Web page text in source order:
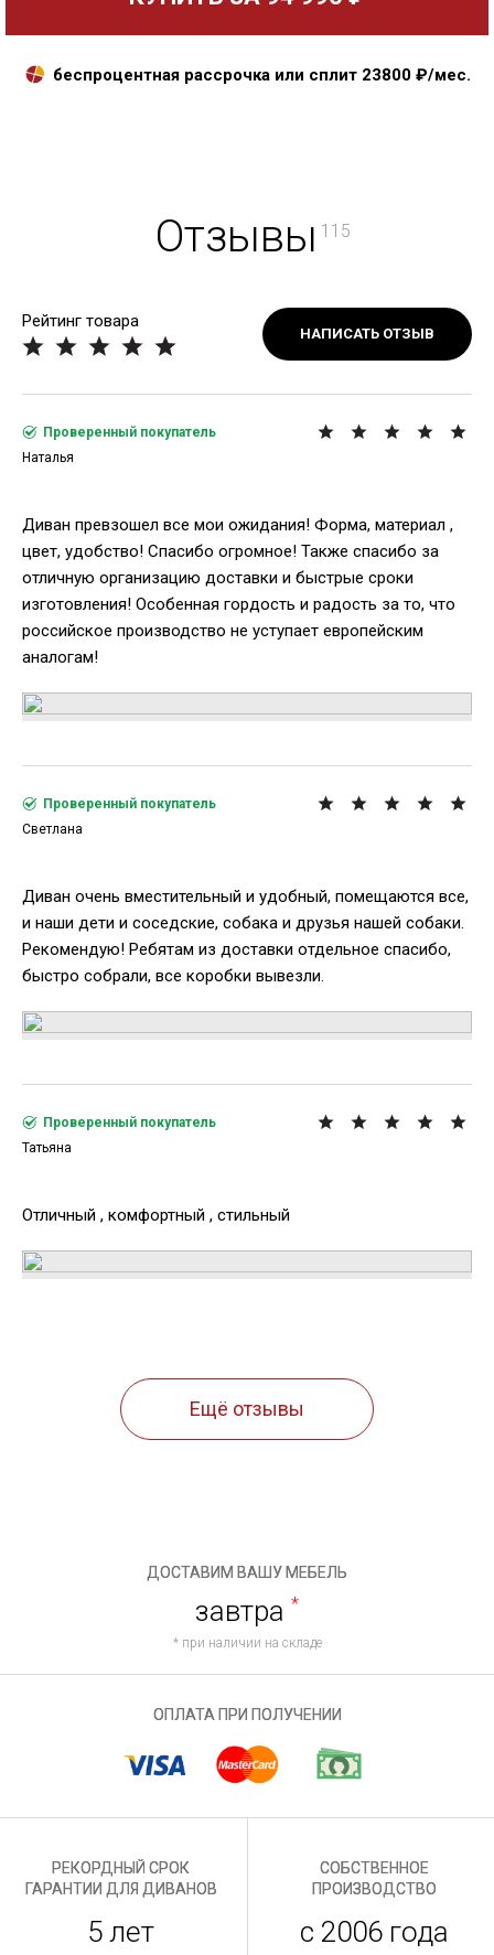
беспроцентная рассрочка или сплит 23800₽/мес.
Отзывы 115
Рейтинг товара
НАПИСАТЬ ОТЗЫВ
Диван превзошел все мои ожидания! Форма, материал ,
цвет, удобство! Спасибо огромное! Также спасибо за
отличную организацию доставки и быстрые сроки
изготовления! Особенная гордость и радость за то, что
российское производство не уступает европейским
аналогам!
Проверенный покупатель
Наталья
Диван очень вместительный и удобный, помещаются все,
и наши дети и соседские, собака и друзья нашей собаки.
Рекомендую! Ребятам из доставки отдельное спасибо,
быстро собрали, все коробки вывезли.
Проверенный покупатель
Светлана
Отличный , комфортный , стильный
Проверенный покупатель
Татьяна
Ещё отзывы
ДОСТАВИМ ВАШУ МЕБЕЛЬ
завтра *
* при наличии на складе
ОПЛАТА ПРИ ПОЛУЧЕНИИ
РЕКОРДНЫЙ СРОК
ГАРАНТИИ ДЛЯ ДИВАНОВ
5 лет
СОБСТВЕННОЕ
ПРОИЗВОДСТВО
с 2006 года